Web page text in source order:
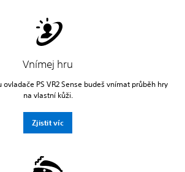
Vnímej hru
PS VR2 Sense budeš vnímat průběh hry
na vlastní kůži.
Zjistit víc